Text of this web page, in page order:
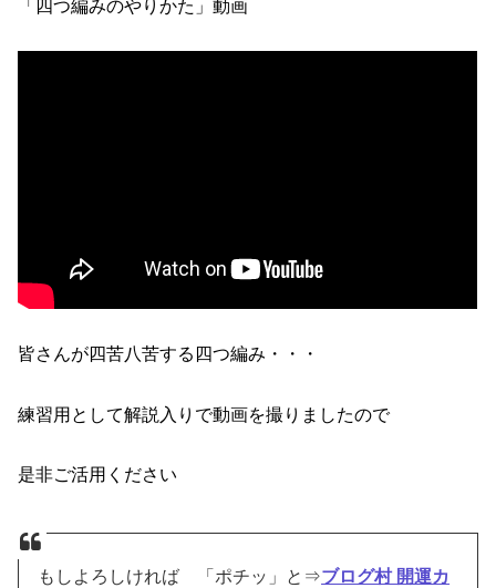
「四つ編みのやりかた」動画
皆さんが四苦八苦する四つ編み・・・
練習用として解説入りで動画を撮りましたので
是非ご活用ください
もしよろしければ 「ポチッ」と⇒ブログ村 開運カ